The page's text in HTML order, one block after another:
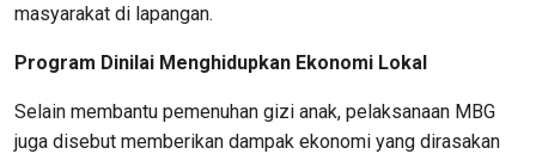
masyarakat di lapangan.
Program Dinilai Menghidupkan Ekonomi Lokal
Selain membantu pemenuhan gizi anak, pelaksanaan MBG
juga disebut memberikan dampak ekonomi yang dirasakan